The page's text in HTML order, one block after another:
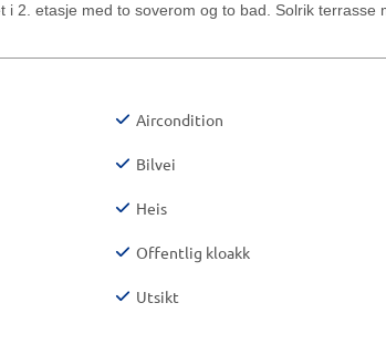
2. etasje med to soverom og to bad. Solrik
Aircondition
Bilvei
Heis
Offentlig kloakk
Utsikt